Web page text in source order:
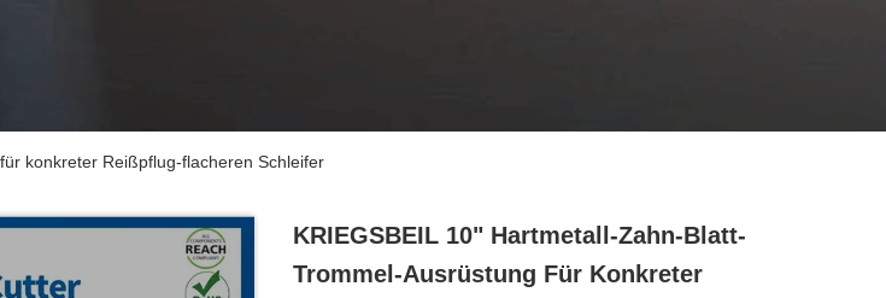
konkreter Reißpflug-flacheren Schleifer
KRIEGSBEIL 10" Hartmetall-Zahn-Blatt-
Trommel-Ausrüstung Für Konkreter